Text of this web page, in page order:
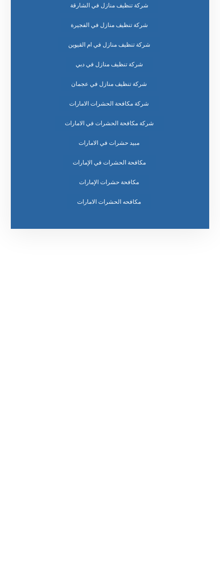
شركة تنظيف منازل في الشارقة
شركة تنظيف منازل في الفجيرة
شركة تنظيف منازل في ام القيوين
شركة تنظيف منازل في دبي
شركة تنظيف منازل في عجمان
شركة مكافحة الحشرات الامارات
شركة مكافحة الحشرات في الامارات
مبيد حشرات في الامارات
مكافحة الحشرات في الإمارات
مكافحة حشرات الإمارات
مكافحه الحشرات الامارات